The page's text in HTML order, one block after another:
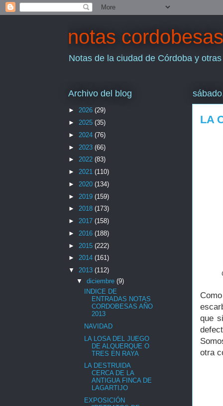
notas cordobesas
Notas de la ciudad de Córdoba y
LA
que
otra
Archivo del blog
► 2026 (29)
► 2025 (35)
► 2024 (76)
► 2023 (66)
► 2022 (83)
► 2021 (110)
► 2020 (134)
► 2019 (159)
► 2018 (173)
► 2017 (158)
► 2016 (188)
► 2015 (222)
► 2014 (161)
▼ 2013 (112)
▼ diciembre (9)
INDICE DE
ENTRADAS NOTAS
CORDOBESAS AÑO
2013
NAVIDAD
LA LOSA DEL JUEGO
DE ALQUERQUE O
TRES EN RAYA
LA DESTRUIDA
CERCA DE LA
ANTIGUA FINCA DE
LAGARTIJO
EXPOSICIÓN